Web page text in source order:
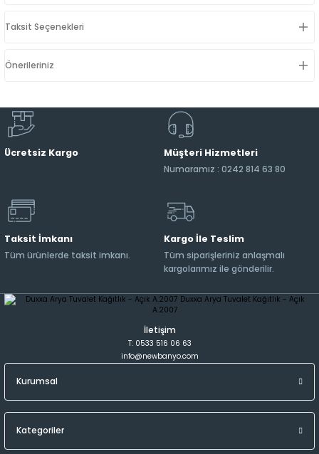
Taksit Seçenekleri
Önerileriniz
Ücretsiz Kargo Müşteri Hizmetleri
Numaramız : 0242 814 63 80
Taksit İmkanı
Tüm ürünlerde taksit imkanı.
Kargo İle Teslim
Tüm siparişleriniz anlaşmalı
kargolarımız ile gönderilir.
İletişim
T: 0533 516 06 63
info@newbanyo.com
Kurumsal
Kategoriler